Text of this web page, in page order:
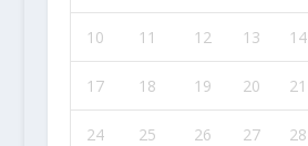
10 11 12 13 14
17 18 19 20 21
24 25 26 27 28